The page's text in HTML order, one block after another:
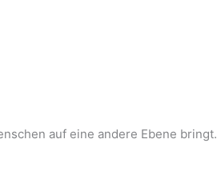
auf eine andere Ebene bringt.